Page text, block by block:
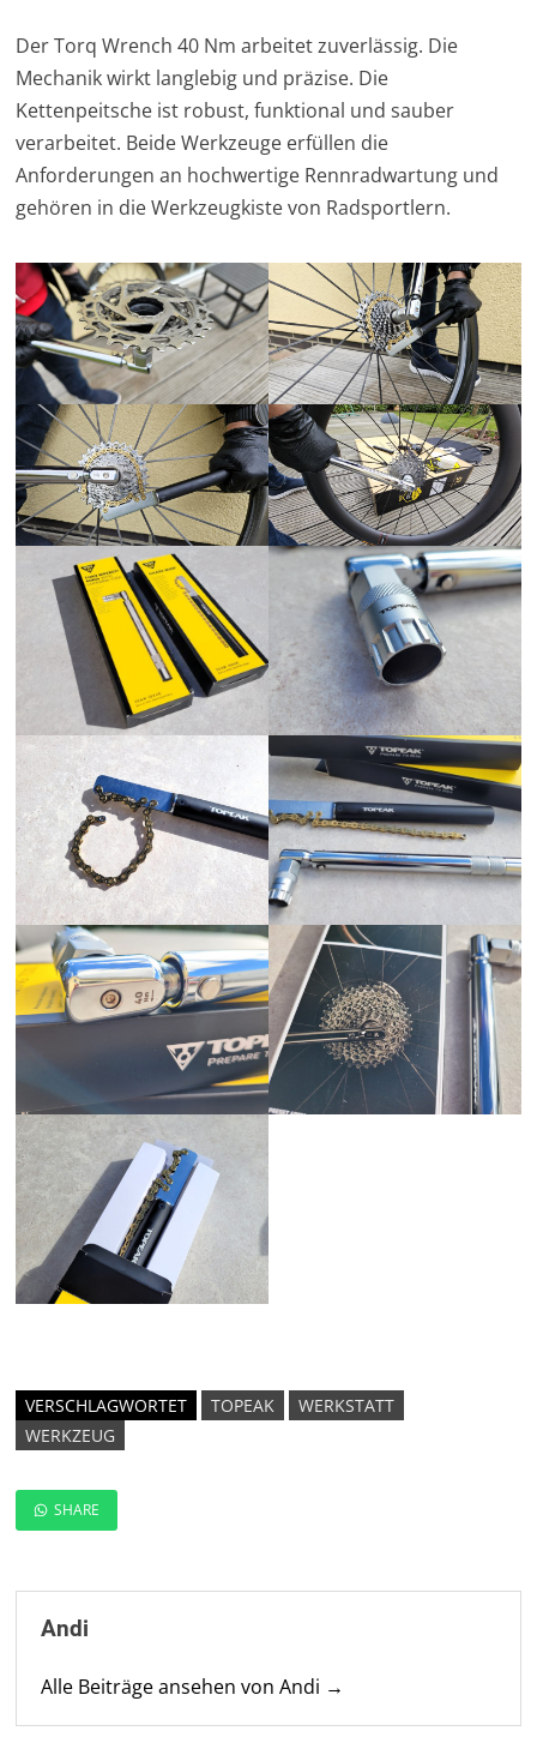
Der Torq Wrench 40 Nm arbeitet zuverlässig. Die
Mechanik wirkt langlebig und präzise. Die
Kettenpeitsche ist robust, funktional und sauber
verarbeitet. Beide Werkzeuge erfüllen die
Anforderungen an hochwertige Rennradwartung und
gehören in die Werkzeugkiste von Radsportlern.
VERSCHLAGWORTET TOPEAK
WERKSTATT
WERKZEUG
SHARE
Andi
Alle Beiträge ansehen von Andi →